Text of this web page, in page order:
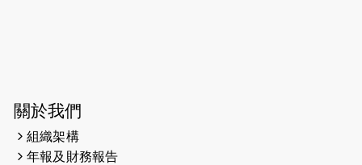
2026-05-28
2026-05-22
關於我們
組織架構
年報及財務報告